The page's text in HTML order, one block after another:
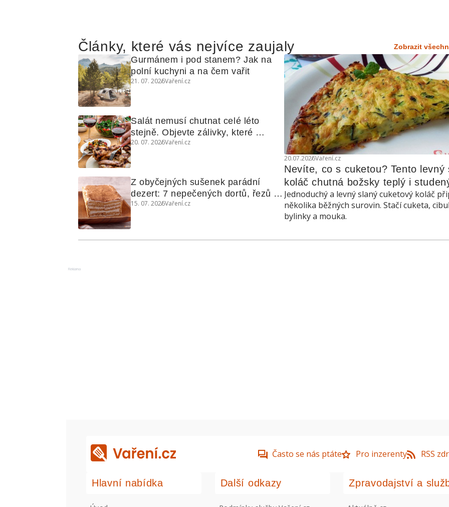
Články, které vás nejvíce zaujaly Zobrazit
20.07.2026Vaření.cz
Nevíte, co s cuketou? Tento levný
koláč chutná božsky teplý i
Jednoduchý a levný slaný cuketový koláč
několika běžných surovin. Stačí cuketa,
bylinky a mouka.
Gurmánem i pod stanem? Jak na
polní kuchyni a na čem vařit
21. 07. 2026Vaření.cz
Salát nemusí chutnat celé léto
stejně. Objevte zálivky, které
využijete i na maso, nudle nebo
20. 07. 2026Vaření.cz
Z obyčejných sušenek parádní
dezert: 7 nepečených dortů, řezů a
koláčů
15. 07. 2026Vaření.cz
Reklama
Často se nás ptáte Pro inzerenty RSS
Hlavní nabídka Další odkazy Zpravodajství a